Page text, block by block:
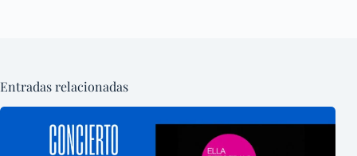
Entradas relacionadas